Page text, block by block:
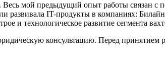
мой предыдущий опыт работы связан с
развивала IT-продукты в компаниях:
и технологическое развитие сегмента
консультацию. Перед принятием